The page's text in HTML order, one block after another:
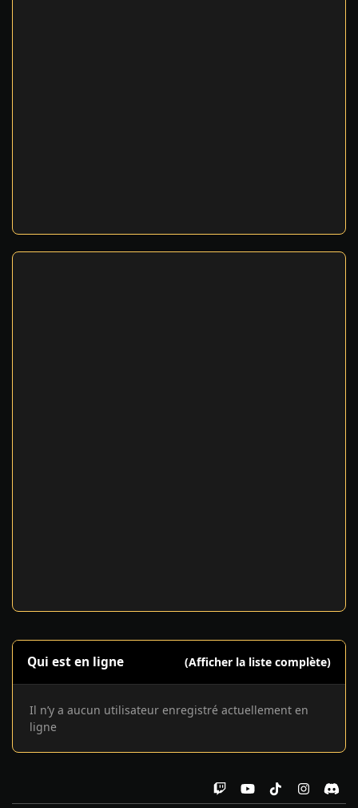
Qui est en ligne (Afficher la liste complète)
Il n’y a aucun utilisateur enregistré actuellement en
ligne
w
o
i
n
d
i